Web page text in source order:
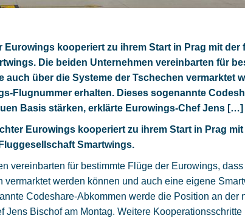
Eurowings kooperiert zu ihrem Start in Prag mit
Die beiden Unternehmen vereinbarten für
auch über die Systeme der Tschechen vermarktet
Flugnummer erhalten. Dieses sogenannte
Basis stärken, erklärte Eurowings-Chef Jens […]
Eurowings kooperiert zu ihrem Start in Prag
Smartwings.
vereinbarten für bestimmte Flüge der Eurowings,
vermarktet werden können und auch eine eigene
Codeshare-Abkommen werde die Position an der
Jens Bischof am Montag. Weitere